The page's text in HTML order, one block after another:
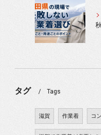
タグ Tags
滋賀 作業着 コ